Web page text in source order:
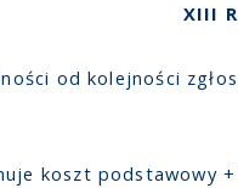
XIII
od kolejności
koszt podstawowy